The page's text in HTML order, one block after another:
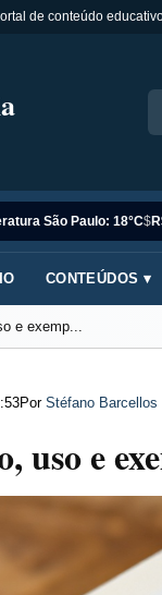
de conteúdo
São Paulo: 18°C$
CONTEÚDOS ▾
e exemp...
Por Stéfano Barcellos
uso e